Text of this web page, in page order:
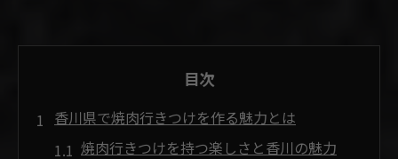
目次
香川県で焼肉行きつけを作る魅力とは
焼肉行きつけを持つ楽しさと香川の魅力